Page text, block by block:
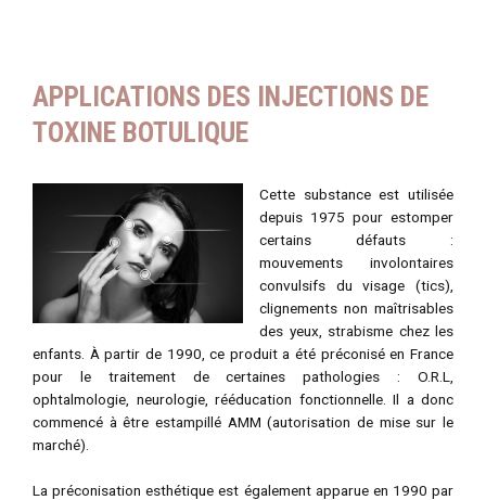
APPLICATIONS DES INJECTIONS DE
TOXINE BOTULIQUE
Cette substance est utilisée
depuis 1975 pour estomper
certains défauts :
mouvements involontaires
convulsifs du visage (tics),
clignements non maîtrisables
des yeux, strabisme chez les
enfants. À partir de 1990, ce produit a été préconisé en France
pour le traitement de certaines pathologies : O.R.L,
ophtalmologie, neurologie, rééducation fonctionnelle. Il a donc
commencé à être estampillé AMM (autorisation de mise sur le
marché).
La préconisation esthétique est également apparue en 1990 par